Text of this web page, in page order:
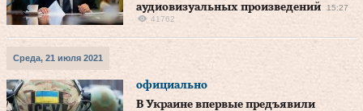
аудиовизуальных произведений
15:27
41762
Среда, 21 июля 2021
официально
В Украине впервые предъявили